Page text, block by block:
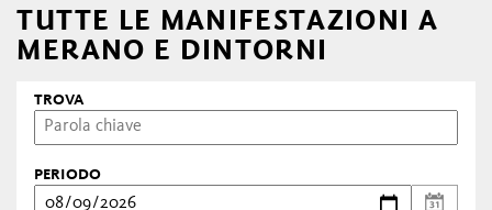
TUTTE LE MANIFESTAZIONI A
MERANO E DINTORNI
TROVA
PERIODO